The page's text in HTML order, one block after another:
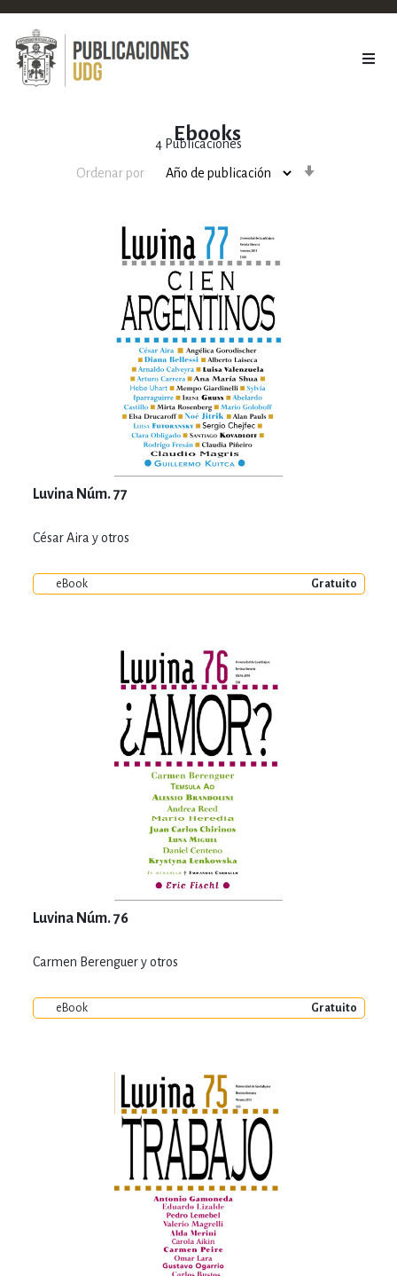
Ebooks
4 Publicaciones
Ordenar por
Luvina Núm. 77
César Aira y otros
eBook Gratuito
Luvina Núm. 76
Carmen Berenguer y otros
eBook Gratuito